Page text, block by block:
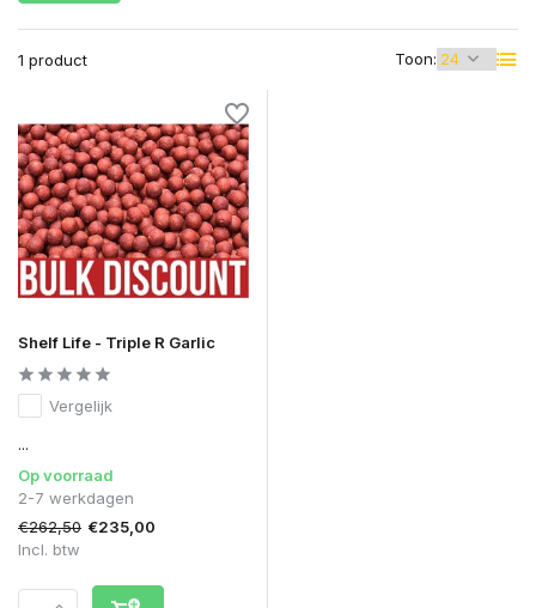
1 product Toon:
Shelf Life - Triple R Garlic
Vergelijk
...
Op voorraad
2-7 werkdagen
€262,50 €235,00
Incl. btw